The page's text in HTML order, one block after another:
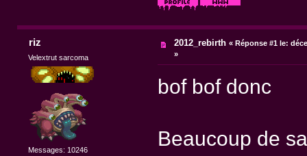
riz
Velextrut sarcoma
Messages: 10246
2012_rebirth «Réponse #1 le:
»
bof bof donc
Beaucoup de